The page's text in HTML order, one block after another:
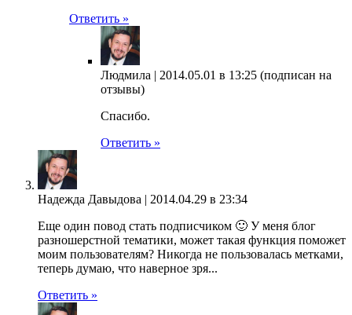
Ответить »
Людмила | 2014.05.01 в 13:25 (подписан на
отзывы)
Спасибо.
Ответить »
Надежда Давыдова | 2014.04.29 в 23:34
Еще один повод стать подписчиком 🙂 У меня блог
разношерстной тематики, может такая функция поможет
моим пользователям? Никогда не пользовалась метками,
теперь думаю, что наверное зря...
Ответить »